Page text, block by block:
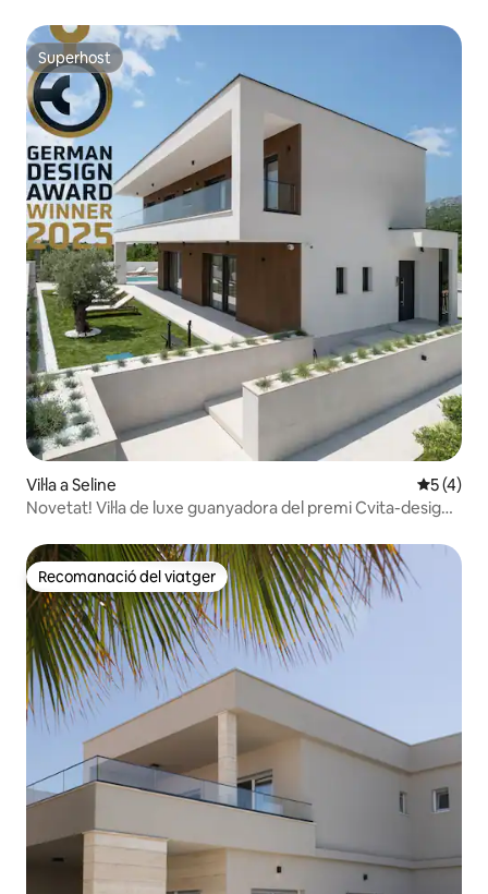
Superhost
Superhost
Vil·la a Seline 5 de
5 (4)
Novetat! Vil·la de luxe guanyadora del premi Cvita-design
Recomanació del viatger
Recomanació del viatger